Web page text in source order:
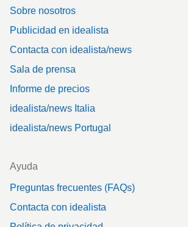
Sobre nosotros
Publicidad en idealista
Contacta con idealista/news
Sala de prensa
Informe de precios
idealista/news Italia
idealista/news Portugal
Ayuda
Preguntas frecuentes (FAQs)
Contacta con idealista